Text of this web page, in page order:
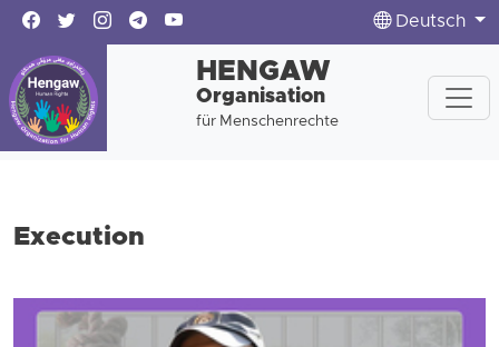
Deutsch
HENGAW
Organisation
für Menschenrechte
Execution